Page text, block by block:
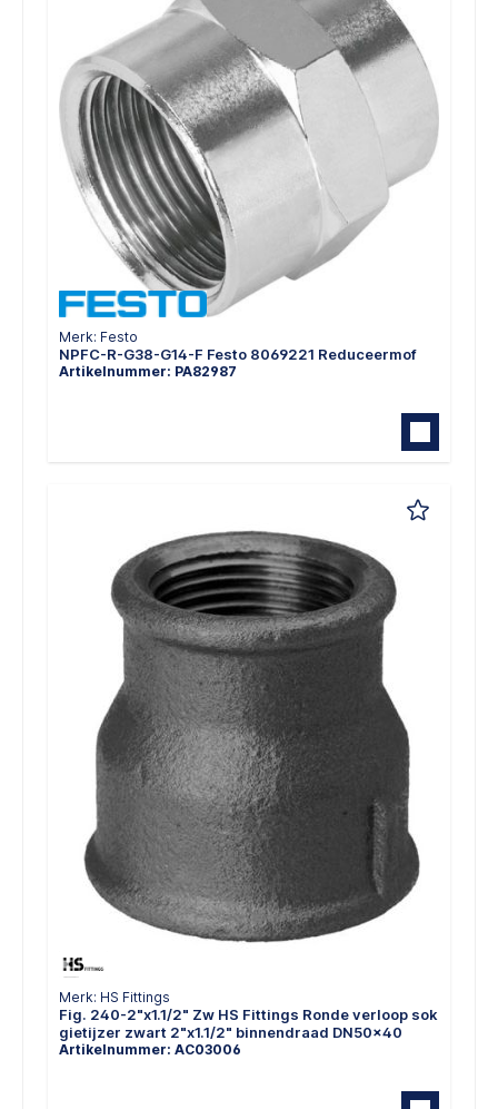
Merk: Festo
NPFC-R-G38-G14-F Festo 8069221 Reduceermof
Artikelnummer: PA82987
Merk: HS Fittings
Fig. 240-2"x1.1/2" Zw HS Fittings Ronde verloop sok
gietijzer zwart 2"x1.1/2" binnendraad DN50x40
Artikelnummer: AC03006